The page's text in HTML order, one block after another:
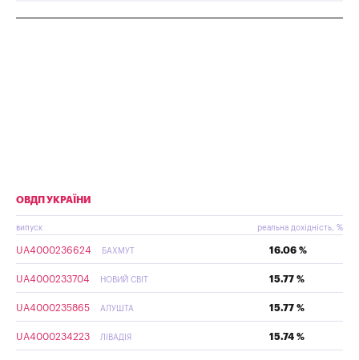
ОВДП УКРАЇНИ
випуск реальна дохідність, %
UA4000236624 БАХМУТ 16.06 %
UA4000233704 НОВИЙ СВІТ 15.77 %
UA4000235865 АЛУШТА 15.77 %
UA4000234223 ЛІВАДІЯ 15.74 %